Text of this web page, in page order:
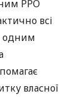
РРО
всі
одним
власної